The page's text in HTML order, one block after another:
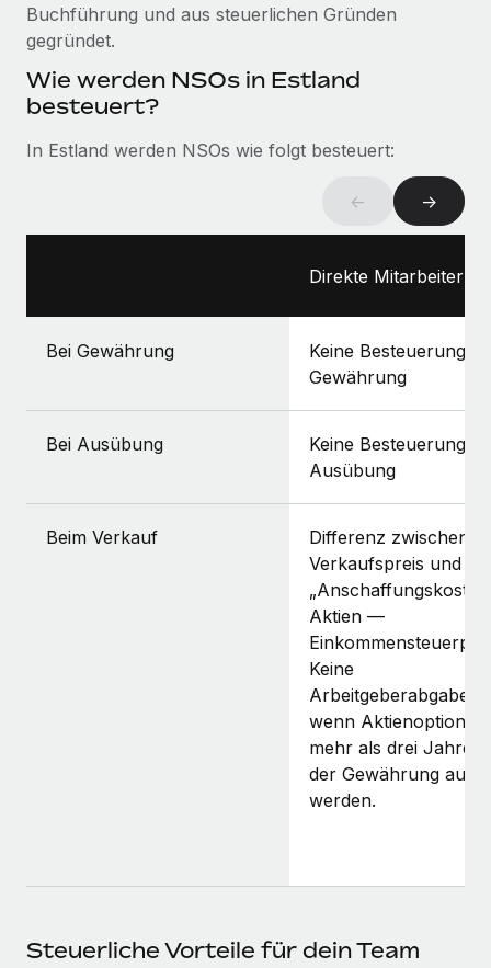
Buchführung und aus steuerlichen Gründen
gegründet.
Wie werden NSOs in Estland
besteuert?
In Estland werden NSOs wie folgt besteuert:
← →
Direkte
Bei Gewährung
Keine Besteuerung
Gewährung
Bei Ausübung
Keine Besteuerung
Ausübung
Beim Verkauf
Differenz zwischen
Verkaufspreis und
Aktien —
Keine
Arbeitgeberabgaben,
wenn Aktienoptionen
mehr als drei Jahre
der Gewährung
werden.
Steuerliche Vorteile für dein Team